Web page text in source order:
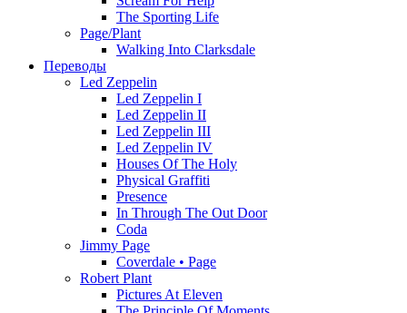
The Sporting Life
Page/Plant
Walking Into Clarksdale
Переводы
Led Zeppelin
Led Zeppelin I
Led Zeppelin II
Led Zeppelin III
Led Zeppelin IV
Houses Of The Holy
Physical Graffiti
Presence
In Through The Out Door
Coda
Jimmy Page
Coverdale • Page
Robert Plant
Pictures At Eleven